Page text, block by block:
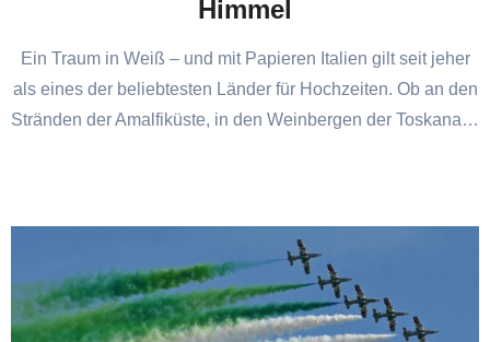
Himmel
Ein Traum in Weiß – und mit Papieren Italien gilt seit jeher
als eines der beliebtesten Länder für Hochzeiten. Ob an den
Stränden der Amalfiküste, in den Weinbergen der Toskana…